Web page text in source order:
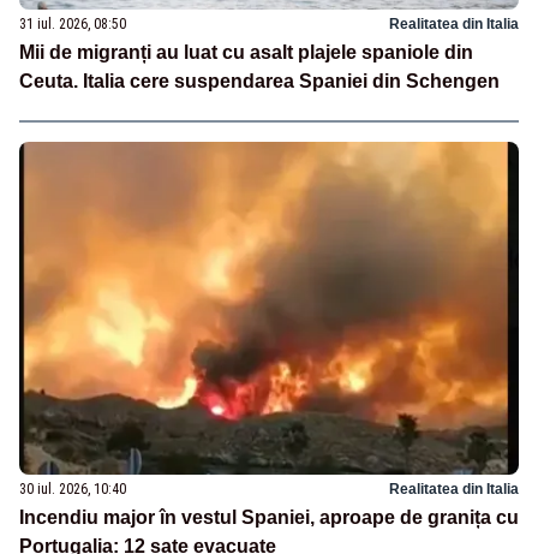
31 iul. 2026, 08:50 Realitatea din Italia
Mii de migranți au luat cu asalt plajele spaniole din
Ceuta. Italia cere suspendarea Spaniei din Schengen
30 iul. 2026, 10:40 Realitatea din Italia
Incendiu major în vestul Spaniei, aproape de granița cu
Portugalia: 12 sate evacuate